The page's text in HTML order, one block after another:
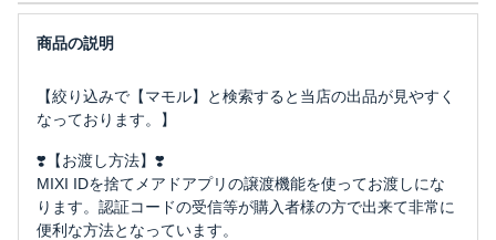
【絞り込みで【マモル】と検索すると当店の出品が見やすく
なっております。】
❣️【お渡し方法】❣️
MIXI IDを捨てメアドアプリの譲渡機能を使ってお渡しにな
ります。認証コードの受信等が購入者様の方で出来て非常に
便利な方法となっています。